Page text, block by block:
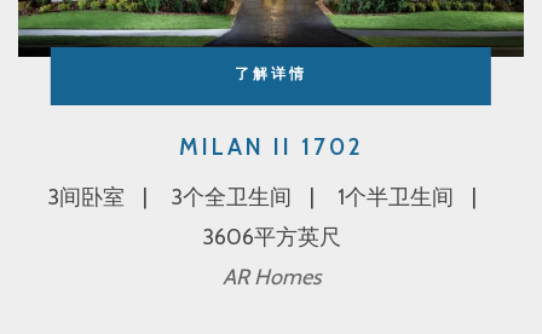
了解详情
MILAN II 1702
3间卧室 3个全卫生间
1个半卫生间
3606平方英尺
AR Homes